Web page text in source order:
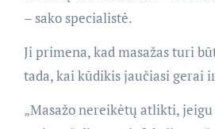
– sako specialistė.
Ji primena, kad masažas turi
tada, kai kūdikis jaučiasi gerai
„Masažo nereikėtų atlikti,